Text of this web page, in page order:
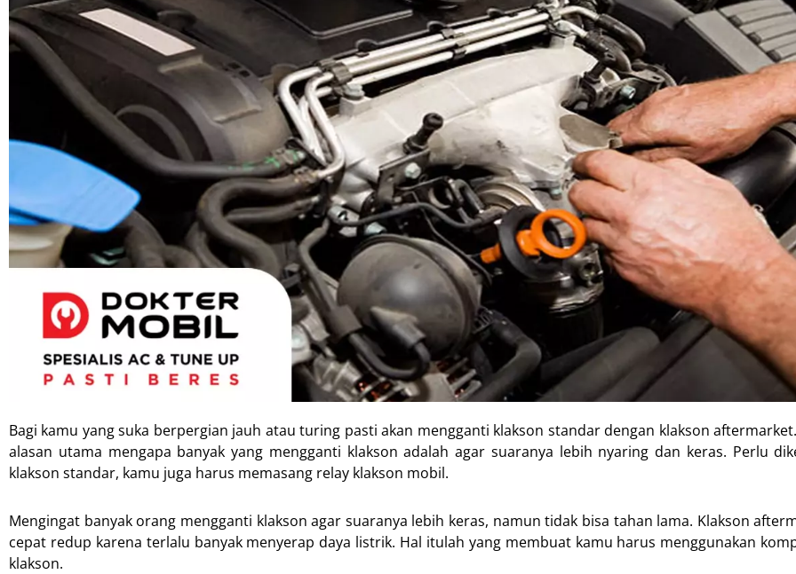
Bagi kamu yang suka berpergian jauh atau turing pasti akan mengganti klakson standar dengan klakson
alasan utama mengapa banyak yang mengganti klakson adalah agar suaranya lebih nyaring dan keras. Perlu
klakson standar, kamu juga harus memasang relay klakson mobil.
Mengingat banyak orang mengganti klakson agar suaranya lebih keras, namun tidak bisa tahan lama. Klakson
cepat redup karena terlalu banyak menyerap daya listrik. Hal itulah yang membuat kamu harus menggunakan
klakson.